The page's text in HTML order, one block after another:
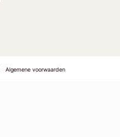
Algemene voorwaarden